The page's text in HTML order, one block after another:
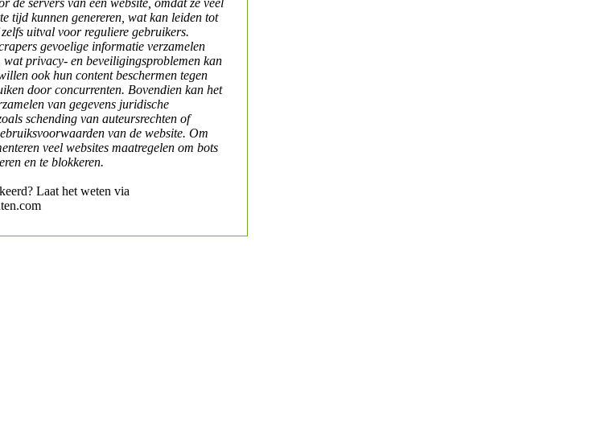
de servers van een website, omdat ze veel
tijd kunnen genereren, wat kan leiden tot
uitval voor reguliere gebruikers.
gevoelige informatie verzamelen
wat privacy- en beveiligingsproblemen kan
ook hun content beschermen tegen
door concurrenten. Bovendien kan het
van gegevens juridische
schending van auteursrechten of
van de website. Om
veel websites maatregelen om bots
en te blokkeren.
Laat het weten via